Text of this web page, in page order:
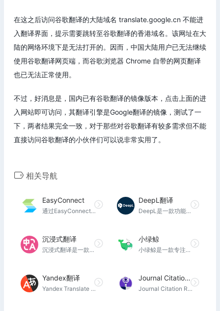
在这之后访问谷歌翻译的大陆域名 translate.google.cn 不能进
入翻译界面，提示需要跳转至谷歌翻译的香港域名。该网址在大
陆的网络环境下是无法打开的。因而，中国大陆用户已无法继续
使用谷歌翻译网页端，而谷歌浏览器 Chrome 自带的网页翻译
也已无法正常使用。
不过，好消息是，国内已有谷歌翻译的镜像版本，点击上面的进
入网站即可访问，其翻译引擎是Google翻译的镜像，测试了一
下，两者结果完全一致，对于那些对谷歌翻译有较多需求但不能
直接访问谷歌翻译的小伙伴们可以说非常实用了。
相关导航
EasyConnect
通过EasyConnect您可以安全、快速的连接到单位网络，享受便捷的办公体验!EasyConnect具备了极其简单的操作界面，用户只需输入服务器地址便可快速连接，并且支持代理设置。
DeepL翻译
DeepL是一款功能强大、准确度高的翻译工具，适用于个人和团队使用，能够帮助用户进行准确的翻译和改善写作质量。
沉浸式翻译
沉浸式翻译是一款免费的网页翻译插件，为您提供在线双语对照网页翻译，多种格式的文档翻译、论文文献翻译、PDF翻译、EPUB电子书翻译、视频双语字幕翻译(支持Youtube,Netflix等主流视频站点)、TXT文本翻译等文件翻译服务。Chrome、Edge、火狐(Firefox)、Safari等主流浏览器适配，手机端和电脑端均可安装使用。支持中文、英语、日语、韩语、法语、德语、俄语、西班牙语、葡萄牙语、越南语、印尼语、意大利语、荷兰语、泰语等数十种语言的互译。支持多种翻译接口选择：DeepL 翻译、 Google 翻译、OpenAI (ChatGPT) 、Gemini、人工智能翻译、有道翻译、彩云小译、百度翻译、火山翻译、小牛翻译等。做最懂您的网页翻译扩展工具，为您提供最丝滑的网站翻译体验。
小绿鲸
小绿鲸是一款专注提高英文文献阅读效率的云端阅读软件，超176万科研人都在用，支持电脑、PAD和手机同步阅读，读SCI更轻松。集翻译、文献管理、笔记、AI解析、汇报PPT等功能于一体，针对【选题、做实验、写论文、文献汇报】四大场景设计了专业的解决方案。
Yandex翻译
Yandex Translate — 102 种语言的同步翻译、预测输入、带有转录、发音、上下文和用法示例的词典以及许多其他功能。
Journal Citation Reports
Journal Citation Reports《期刊引文报告》（JCR）是Clarivate Analytics（之前是汤森路透的知识产权）的年度出版物，是影响因子数据的权威资源。